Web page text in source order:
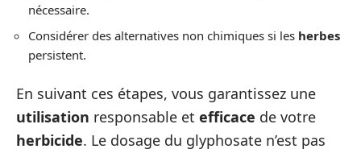
nécessaire.
Considérer des alternatives non chimiques si les herbes
persistent.
En suivant ces étapes, vous garantissez une
utilisation responsable et efficace de votre
herbicide. Le dosage du glyphosate n’est pas